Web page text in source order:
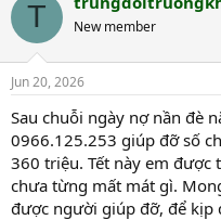
T New member
Jun 20, 2026
Sau chuỗi ngày nợ nần đè
0966.125.253 giúp đỡ số
360 triệu. Tết này em
chưa từng mất mát gì.
được người giúp đỡ, để kịp